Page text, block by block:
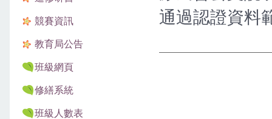
競賽資訊
教育局公告
班級網頁
修繕系統
班級人數表
通過認證資料